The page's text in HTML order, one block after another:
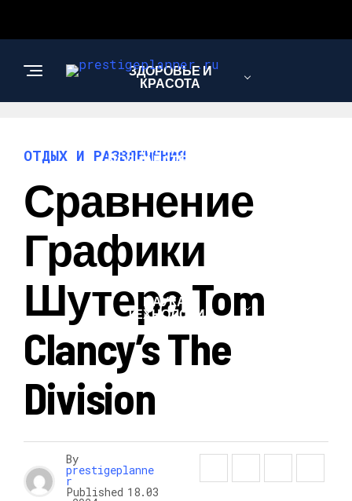
ЗДОРОВЬЕ И
КРАСОТА
ИНТЕРЕСНОЕ И
ПОЗНАВАТЕЛЬНОЕ
НАУКА И
ТЕХНОЛОГИИ
ОТДЫХ И РАЗВЛЕЧЕНИЯ
Сравнение
Графики
Шутера Tom
Clancy’s The
Division
By
prestigeplanne
r
Published 18.03